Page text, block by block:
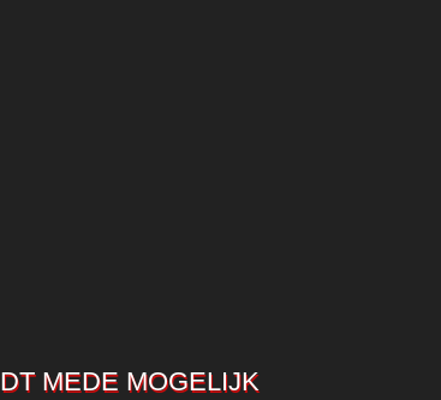
MEDE MOGELIJK